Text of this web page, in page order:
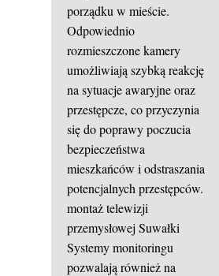
porządku w mieście.
Odpowiednio
rozmieszczone kamery
umożliwiają szybką reakcję
na sytuacje awaryjne oraz
przestępcze, co przyczynia
się do poprawy poczucia
bezpieczeństwa
mieszkańców i odstraszania
potencjalnych przestępców.
montaż telewizji
przemysłowej Suwałki
Systemy monitoringu
pozwalają również na